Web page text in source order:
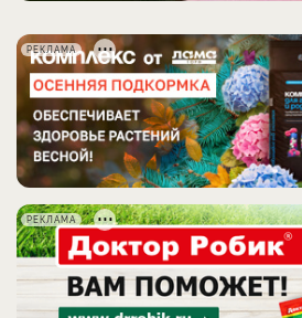
РЕКЛАМА
РЕКЛАМА